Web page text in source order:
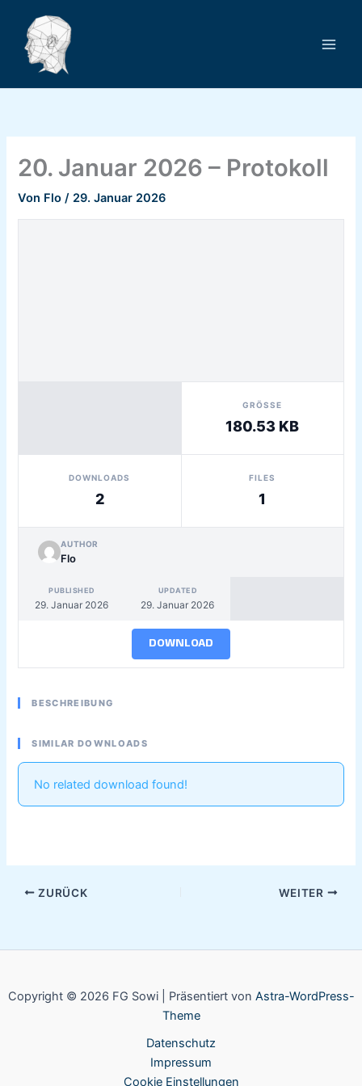
Inhalt
springen
20. Januar 2026 – Protokoll
Von Flo/ 29. Januar 2026
GRÖSSE
180.53 KB
DOWNLOADS
2
FILES
1
AUTHOR
Flo
PUBLISHED
29. Januar 2026
UPDATED
29. Januar 2026
DOWNLOAD
BESCHREIBUNG
SIMILAR DOWNLOADS
No related download found!
ZURÜCK WEITER
Copyright © 2026 FG Sowi | Präsentiert von Astra-WordPress-
Theme
Datenschutz
Impressum
Cookie Einstellungen